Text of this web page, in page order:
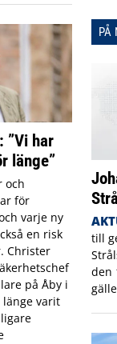
”Vi har
länge”
och
för
varje ny
en risk
Christer
på Åby i
länge varit
PÅ
till
den